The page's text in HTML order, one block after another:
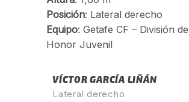
VÍCTOR GARCÍA LIÑÁN
Lateral derecho